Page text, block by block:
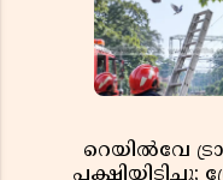
റെയിൽവേ